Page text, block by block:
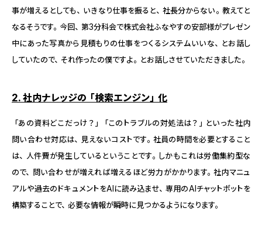
事が増えるとしても、いきなり仕事を振ると、社長分からない。教えてと
なるそうです。今回、第3分科会で株式会社ふなやすの安部様がプレゼン
中にあった写真から見積もりの仕事をつくるシステムいいな、とお話し
していたので、それ作ったの僕ですよ。とお話しさせていただきました。
2. 社内ナレッジの「検索エンジン」化
「あの資料どこだっけ？」「このトラブルの対処法は？」といった社内
問い合わせ対応は、見えないコストです。社員の時間を必要とすること
は、人件費が発生しているということです。しかもこれは労働集約型な
ので、問い合わせが増えれば増えるほど労力がかかります。社内マニュ
アルや過去のドキュメントをAIに読み込ませ、専用のAIチャットボットを
構築することで、必要な情報が瞬時に見つかるようになります。